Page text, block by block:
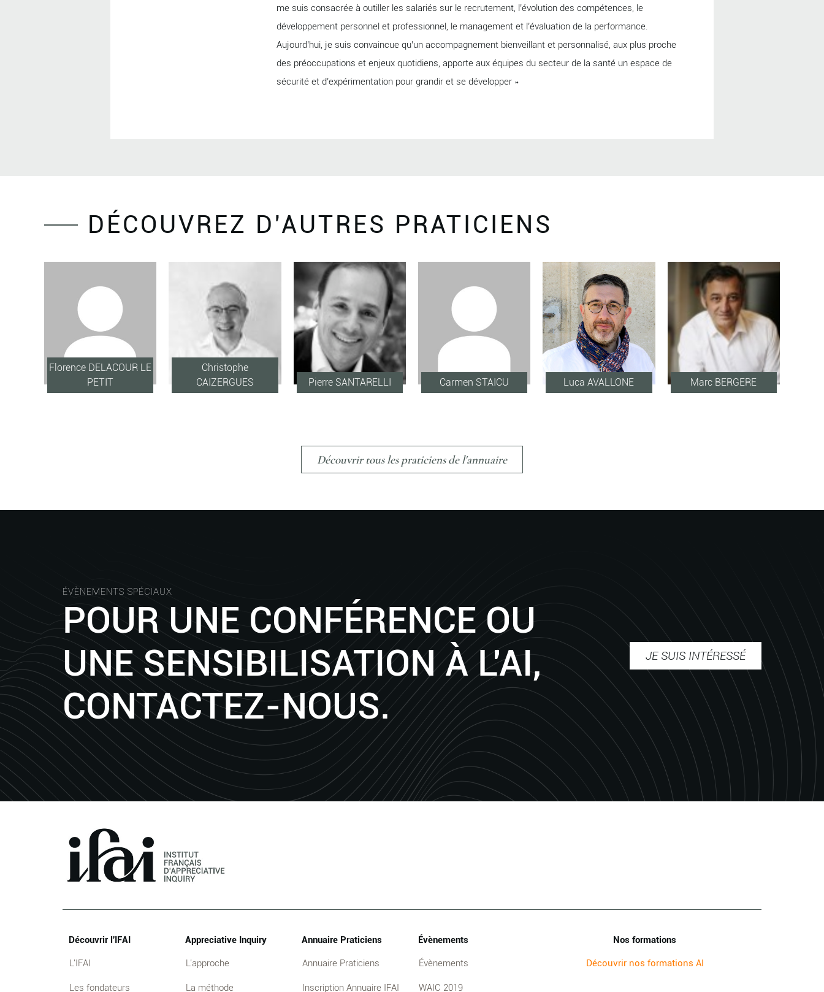
me suis consacrée à outiller les salariés sur le recrutement, l’évolution des compétences, le
développement personnel et professionnel, le management et l’évaluation de la performance.
Aujourd’hui, je suis convaincue qu’un accompagnement bienveillant et personnalisé, aux plus proche
des préoccupations et enjeux quotidiens, apporte aux équipes du secteur de la santé un espace de
sécurité et d’expérimentation pour grandir et se développer »
DÉCOUVREZ D'AUTRES PRATICIENS
Florence DELACOUR LE
PETIT
Christophe
CAIZERGUES
Pierre SANTARELLI Carmen STAICU Luca AVALLONE Marc BERGERE
Découvrir tous les praticiens de l'annuaire
ÉVÈNEMENTS SPÉCIAUX
POUR UNE CONFÉRENCE OU
UNE SENSIBILISATION À L'AI,
CONTACTEZ-NOUS.
JE SUIS INTÉRESSÉ
Découvrir l'IFAI
L'IFAI
Les fondateurs
Appreciative Inquiry
L'approche
La méthode
Annuaire Praticiens
Annuaire Praticiens
Inscription Annuaire IFAI
Évènements
Évènements
WAIC 2019
Nos formations
Découvrir nos formations AI